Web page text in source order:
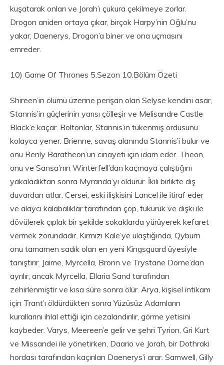
kuşatarak onları ve Jorah’ı çukura çekilmeye zorlar.
Drogon aniden ortaya çıkar, birçok Harpy’nin Oğlu’nu
yakar; Daenerys, Drogon’a biner ve ona uçmasını
emreder.
10) Game Of Thrones 5.Sezon 10.Bölüm Özeti
Shireen’in ölümü üzerine perişan olan Selyse kendini asar,
Stannis’in güçlerinin yarısı çölleşir ve Melisandre Castle
Black’e kaçar. Boltonlar, Stannis’in tükenmiş ordusunu
kolayca yener. Brienne, savaş alanında Stannis’i bulur ve
onu Renly Baratheon’un cinayeti için idam eder. Theon,
onu ve Sansa’nın Winterfell’dan kaçmaya çalıştığını
yakaladıktan sonra Myranda’yı öldürür. İkili birlikte dış
duvardan atlar. Cersei, eski ilişkisini Lancel ile itiraf eder
ve alaycı kalabalıklar tarafından çöp, tükürük ve dışkı ile
dövülerek çıplak bir şekilde sokaklarda yürüyerek kefaret
vermek zorundadır. Kırmızı Kale’ye ulaştığında, Qyburn
onu tamamen sadık olan en yeni Kingsguard üyesiyle
tanıştırır. Jaime, Myrcella, Bronn ve Trystane Dorne’dan
ayrılır, ancak Myrcella, Ellaria Sand tarafından
zehirlenmiştir ve kısa süre sonra ölür. Arya, kişisel intikam
için Trant’ı öldürdükten sonra Yüzüsüz Adamların
kurallarını ihlal ettiği için cezalandırılır, görme yetisini
kaybeder. Varys, Meereen’e gelir ve şehri Tyrion, Gri Kurt
ve Missandei ile yönetirken, Daario ve Jorah, bir Dothraki
hordası tarafından kaçırılan Daenerys’i arar. Samwell, Gilly